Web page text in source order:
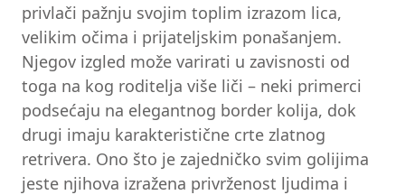
privlači pažnju svojim toplim izrazom lica,
velikim očima i prijateljskim ponašanjem.
Njegov izgled može varirati u zavisnosti od
toga na kog roditelja više liči – neki primerci
podsećaju na elegantnog border kolija, dok
drugi imaju karakteristične crte zlatnog
retrivera. Ono što je zajedničko svim golijima
jeste njihova izražena privrženost ljudima i